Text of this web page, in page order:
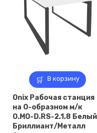
В корзину
Onix Рабочая станция
на О-образном м/к
O.MO-D.RS-2.1.8 Белый
Бриллиант/Металл